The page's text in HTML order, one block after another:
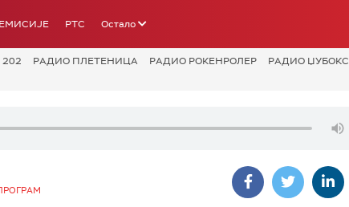
ЕМИСИЈЕ РТС Остало
РАДИО ПЛЕТЕНИЦА РАДИО РОКЕНРОЛЕР РАДИО ЏУБОКС